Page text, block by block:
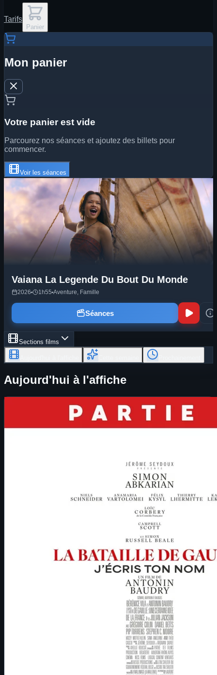
Tarifs
Panier
Mon panier
Votre panier est vide
Parcourez nos séances et ajoutez des billets pour
commencer.
Voir les séances
Du Bout Du Monde
Famille
La Pat
Sections films
Aujourd'hui à l'affiche